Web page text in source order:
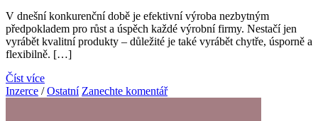
V dnešní konkurenční době je efektivní výroba nezbytným
předpokladem pro růst a úspěch každé výrobní firmy. Nestačí jen
vyrábět kvalitní produkty – důležité je také vyrábět chytře, úsporně a
flexibilně. […]
Číst více
Inzerce /Ostatní Zanechte komentář